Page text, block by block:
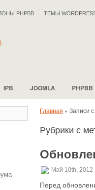
PHPBB ТЕМЫ
IPB JOOMLA PHPBB
Главная » Записи
Рубрики с
Май 10th, 2012
Перед